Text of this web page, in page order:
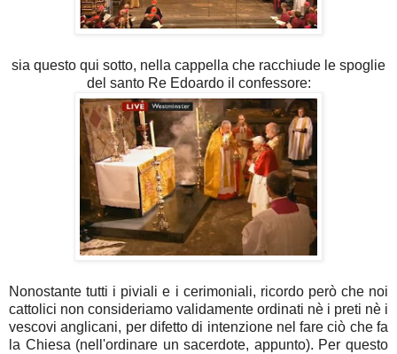
sia questo qui sotto, nella cappella che racchiude le spoglie
del santo Re Edoardo il confessore:
Nonostante tutti i piviali e i cerimoniali, ricordo però che noi
cattolici non consideriamo validamente ordinati nè i preti nè i
vescovi anglicani, per difetto di intenzione nel fare ciò che fa
la Chiesa (nell'ordinare un sacerdote, appunto). Per questo